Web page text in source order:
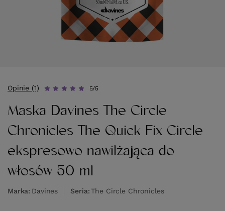
Opinie (1) 5/5
Maska Davines The Circle
Chronicles The Quick Fix Circle
ekspresowo nawilżająca do
włosów 50 ml
Marka Davines Seria The Circle Chronicles